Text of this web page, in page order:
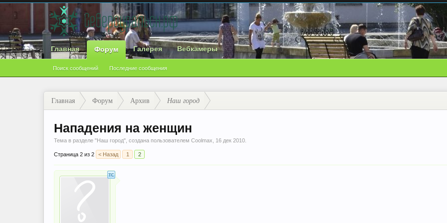
Главная Форум
Поиск сообщений Последние сообщения
Галерея Вебкамеры
Главная Форум Архив Наш город
Нападения на женщин
Тема в разделе "Наш город", создана пользователем Coolmax 16 дек 2010
Страница 2 из 2 < Назад 1 2